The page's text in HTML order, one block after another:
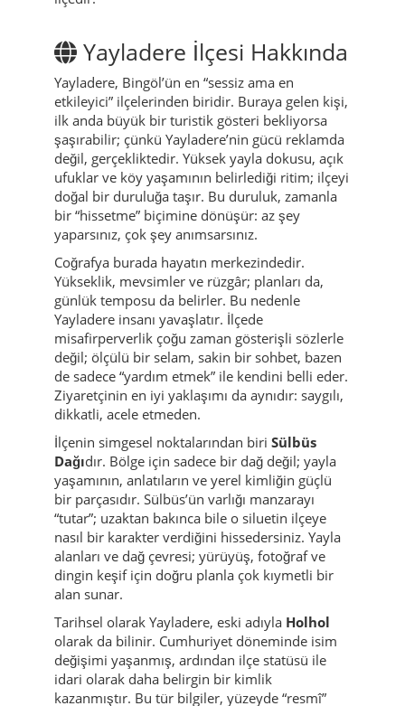
Bingöl
Yayladere “hızlı tüketilecek” bir yer değil;
insanın içine yerleşen, sakin ama derin bir
ilçedir.
Yayladere İlçesi Hakkında
Yayladere, Bingöl’ün en “sessiz ama en
etkileyici” ilçelerinden biridir. Buraya gelen kişi,
ilk anda büyük bir turistik gösteri bekliyorsa
şaşırabilir; çünkü Yayladere’nin gücü reklamda
değil, gerçekliktedir. Yüksek yayla dokusu, açık
ufuklar ve köy yaşamının belirlediği ritim; ilçeyi
doğal bir duruluğa taşır. Bu duruluk, zamanla
bir “hissetme” biçimine dönüşür: az şey
yaparsınız, çok şey anımsarsınız.
Coğrafya burada hayatın merkezindedir.
Yükseklik, mevsimler ve rüzgâr; planları da,
günlük temposu da belirler. Bu nedenle
Yayladere insanı yavaşlatır. İlçede
misafirperverlik çoğu zaman gösterişli sözlerle
değil; ölçülü bir selam, sakin bir sohbet, bazen
de sadece “yardım etmek” ile kendini belli eder.
Ziyaretçinin en iyi yaklaşımı da aynıdır: saygılı,
dikkatli, acele etmeden.
İlçenin simgesel noktalarından biriSülbüs
Dağıdır. Bölge için sadece bir dağ değil; yayla
yaşamının, anlatıların ve yerel kimliğin güçlü
bir parçasıdır. Sülbüs’ün varlığı manzarayı
“tutar”; uzaktan bakınca bile o siluetin ilçeye
nasıl bir karakter verdiğini hissedersiniz. Yayla
alanları ve dağ çevresi; yürüyüş, fotoğraf ve
dingin keşif için doğru planla çok kıymetli bir
alan sunar.